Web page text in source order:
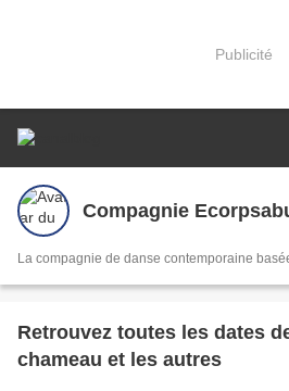
Publicité
Compagnie
La compagnie de danse contemporaine
Retrouvez toutes les dates
chameau et les autres